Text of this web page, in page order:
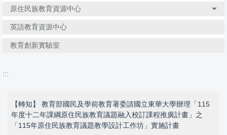
原住民族教育資源中心
英語教育資源中心
教育創新實驗室
:::
【轉知】 教育部國民及學前教育署委請國立東華大學辦理「115
年度十二年課綱原住民族教育議題融入校訂課程推廣計畫」之
「115年原住民族教育議題教學設計工作坊」實施計畫